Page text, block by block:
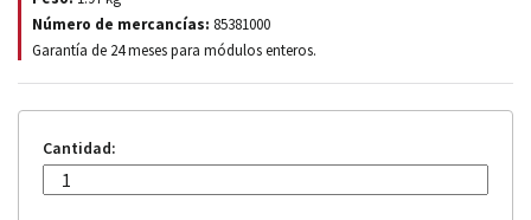
Número de mercancías: 85381000
Garantía de 24 meses para módulos enteros.
Cantidad: